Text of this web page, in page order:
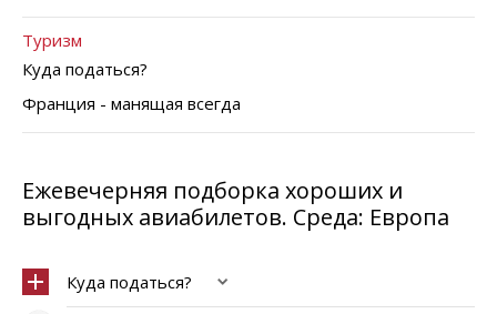
Туризм
Куда податься?
Франция - манящая всегда
Ежевечерняя подборка хороших и
выгодных авиабилетов. Среда: Европа
Куда податься?